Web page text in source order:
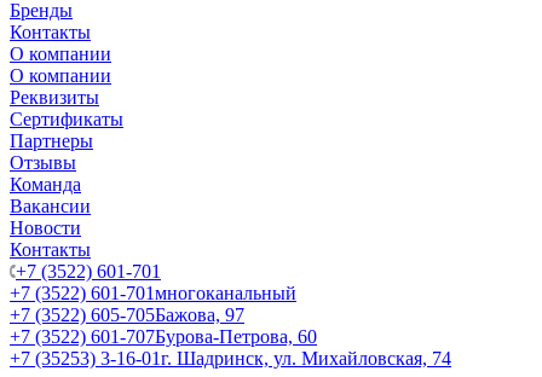
Бренды
Контакты
О компании
О компании
Реквизиты
Сертификаты
Партнеры
Отзывы
Команда
Вакансии
Новости
Контакты
+7 (3522) 601-701
+7 (3522) 601-701многоканальный
+7 (3522) 605-705Бажова, 97
+7 (3522) 601-707Бурова-Петрова, 60
+7 (35253) 3-16-01г. Шадринск, ул. Михайловская, 74